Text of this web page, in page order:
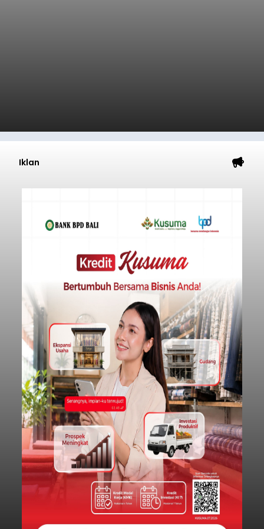
Iklan
Sempat Cekcok dengan Istri,
Pria Asal Pemogan Ditemukan
Tak Bernyawa di Pantai
balitribune.co.id I Gianyar - Seorang pria asal
Lingkungan Dalem, Pemogan, Denpasar Selatan,
Kota Denpasar, yang diketahui bernama I Kadek
Dedi Wiranata (35), ditemukan tidak bernyawa di
pesisir Pantai Purnama, Sukawati.
Sebelum ditemukan meninggal dunia, korban
sempat memberitahukan lokasi terakhirnya
melalui pesan singkat WhatsApp dan juga
mengirimkan foto dua botol pembersih lantai ke
istrinya.
Gianyar
Submitted bycontributoronThu, 08/06/2026 - 21:06
Baca Selengkapnya